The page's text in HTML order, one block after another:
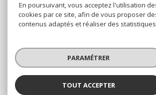
© 2026 | Tous droits réservés
Nos honoraires
Nos partenaires
En poursuivant, vous acceptez l'utilisation
cookies par ce site, afin de vous proposer
contenus adaptés et réaliser des
PARAMÉTRER
TOUT ACCEPTER